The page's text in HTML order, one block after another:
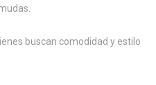
buscan comodidad y estilo